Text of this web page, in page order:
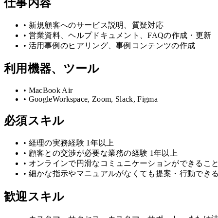
仕事内容
• 新規顧客へのサービス説明、質疑対応
• 営業資料、ヘルプドキュメント、FAQの作成・更新
• 活用事例のヒアリング、事例コンテンツの作成
利用機器、ツール
• MacBook Air
• GoogleWorkspace, Zoom, Slack, Figma
必須スキル
• 経理の実務経験 1年以上
• 顧客との交渉が必要な業務の経験 1年以上
• オンラインで円滑なコミュニケーションができること
• 細かな指示やマニュアルがなくても提案・行動でき
歓迎スキル